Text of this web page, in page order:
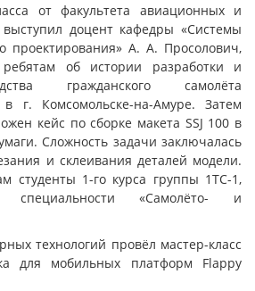
от факультета авиационных и
выступил доцент кафедры «Системы
проектирования» А. А. Просолович,
ребятам об истории разработки и
гражданского самолёта
г. Комсомольске-на-Амуре. Затем
кейс по сборке макета SSJ 100 в
Сложность задачи заключалась
и склеивания деталей модели.
студенты 1-го курса группы 1ТС-1,
«Самолёто- и
технологий провёл мастер-класс
для мобильных платформ Flappy